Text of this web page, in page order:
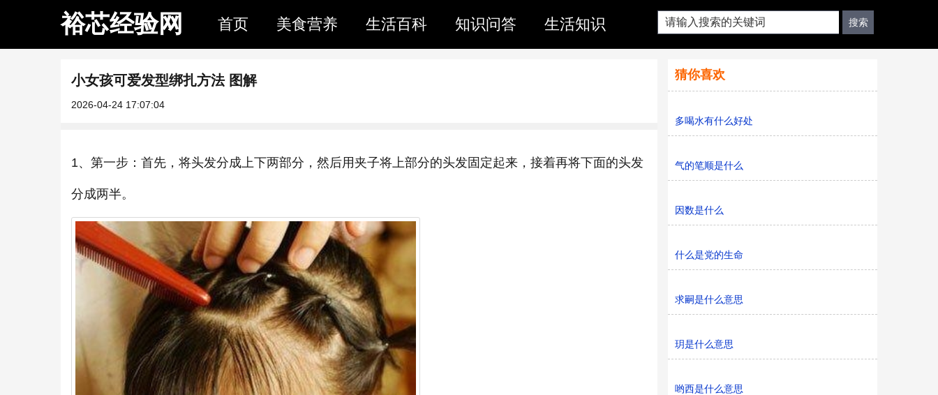
裕芯经验网 首页 美食营养 生活百科 知识问答 生活知识
小女孩可爱发型绑扎方法 图解
2026-04-24 17:07:04
1、第一步：首先，将头发分成上下两部分，然后用夹子将上部分的头发固定起来，接着再将下面的头发
分成两半。
猜你喜欢
多喝水有什么好处
气的笔顺是什么
因数是什么
什么是党的生命
求嗣是什么意思
玥是什么意思
哟西是什么意思